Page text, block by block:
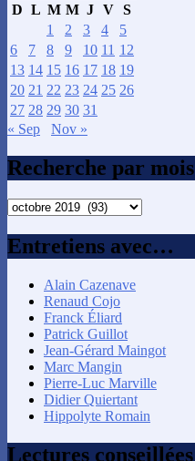
D L M M J V S
1
2 3 4
5
6
7 8 9 10 11 12
13 14 15 16 17 18 19
20 21 22 23 24 25 26
27 28 29 30 31
« Sep
Nov »
Recherche par mois
Recherche
mois
Entretiens avec…
Alain Cazenave
Renaud Cojo
Franck Éliard
Patrick Guillot
Jean-Gérard Maingot
Marc Mangin
Pierre-Luc Marville
Didier Quiertant
Hippolyte Romain
Lectures conseillées